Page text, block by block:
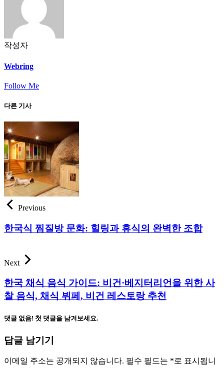
작성자
Webring
Follow Me
다른 기사
Previous
한국식 찜질방 문화: 힐링과 휴식의 완벽한 조합
Next
한국 채식 음식 가이드: 비건·베지터리언을 위한 사
찰 음식, 채식 뷔페, 비건 레스토랑 추천
댓글 없음! 첫 댓글을 남겨보세요.
답글 남기기
이메일 주소는 공개되지 않습니다. 필수 필드는 *로 표시됩니